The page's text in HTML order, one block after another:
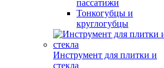
пассатижи
Тонкогубцы и
круглогубцы
Инструмент для плитки и
стекла